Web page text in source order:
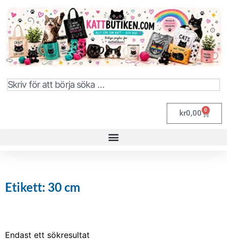
kr0,00 0
Etikett: 30 cm
Endast ett sökresultat